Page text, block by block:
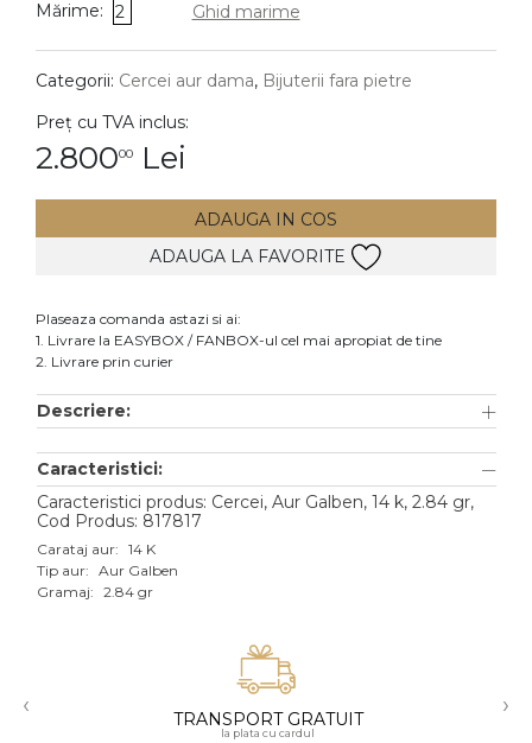
DIAMANTE Vezi toate
Cercei
Accesorii
Aur alb
Aur roz
Aur mixt
18K
Mărime: 2 Ghid marime
Categorii: Cercei aur dama, Bijuterii fara pietre
Preț cu TVA inclus:
2.80000 Lei
ADAUGA IN COS
ADAUGA LA FAVORITE
Plaseaza comanda astazi si ai:
1. Livrare la EASYBOX / FANBOX-ul cel mai apropiat de tine
2. Livrare prin curier
Descriere:
Caracteristici:
Caracteristici produs: Cercei, Aur Galben, 14 k, 2.84 gr,
Cod Produs: 817817
Carataj aur: 14 K
Tip aur: Aur Galben
Gramaj: 2.84 gr
‹ TRANSPORT GRATUIT
la plata cu cardul
›